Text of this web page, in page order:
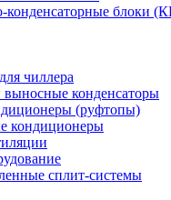
конденсаторные блоки
чиллера
конденсаторы
(руфтопы)
кондиционеры
сплит-системы